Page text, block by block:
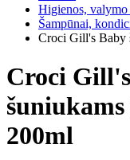
Higienos, valymo
Šampūnai,
Croci Gill's Baby
Croci
200ml